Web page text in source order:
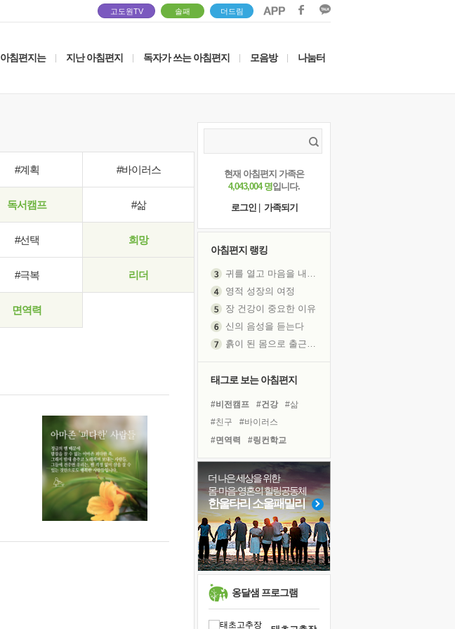
고도원TV 솔패 더드림
아침편지는 지난 아침편지 독자가 쓰는 아침편지 모음방 나눔터
#계획 #바이러스
독서캠프 #삶
#선택 희망
#극복 리더
면역력
현재 아침편지 가족은
4,043,004 명입니다.
로그인
가족되기
아침편지 랭킹
귀를 열고 마음을 내어주고
영적 성장의 여정
장 건강이 중요한 이유
신의 음성을 듣는다
흙이 된 몸으로 출근하는 여자
졸업식 사진을 보며
아픈 아버지를 위한 공간 설계
극심한 변비, 어깨결림, 수면 장애
보고 싶은 어머니
유년 시절의 부산 영도 바다
못된 꼰대들
거울 속의 나
희망이란
'모른다'는 것
태그로 보는 아침편지
#비전캠프 #건강
#삶
#친구
#바이러스
#면역력
#링컨학교
#독서캠프
#힐링
#독서
#희망
#위기
#명상
#도움
#경험
#사람
#유튜브
#극복
#다짐
#계획
#리더
더 나은 세상을 위한
몸·마음·영혼의 힐링공동체
한울타리 소울패밀리
옹달샘 프로그램